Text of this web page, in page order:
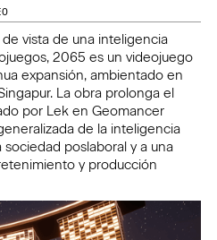
vista de una inteligencia
2065 es un videojuego
expansión, ambientado en
La obra prolonga el
por Lek en Geomancer
de la inteligencia
poslaboral y a una
y producción